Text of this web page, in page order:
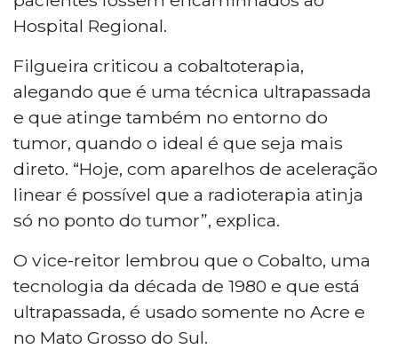
Hospital Regional.
Filgueira criticou a cobaltoterapia,
alegando que é uma técnica ultrapassada
e que atinge também no entorno do
tumor, quando o ideal é que seja mais
direto. “Hoje, com aparelhos de aceleração
linear é possível que a radioterapia atinja
só no ponto do tumor”, explica.
O vice-reitor lembrou que o Cobalto, uma
tecnologia da década de 1980 e que está
ultrapassada, é usado somente no Acre e
no Mato Grosso do Sul.